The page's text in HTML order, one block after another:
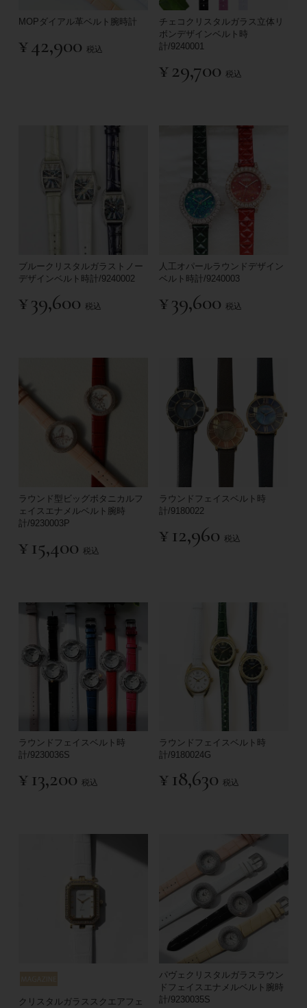
MOPダイアル革ベルト腕時計
¥42,900 税込
チェコクリスタルガラス立体リ
ボンデザインベルト時
計/9240001
¥29,700 税込
ブルークリスタルガラストノー
デザインベルト時計/9240002
¥39,600 税込
人工オパールラウンドデザイン
ベルト時計/9240003
¥39,600 税込
ラウンド型ビッグボタニカルフ
ェイスエナメルベルト腕時
計/9230003P
¥ 15,400 税込
ラウンドフェイスベルト時
計/9180022
¥ 12,960 税込
ラウンドフェイスベルト時
計/9230036S
¥ 13,200 税込
ラウンドフェイスベルト時
計/9180024G
¥ 18,630 税込
クリスタルガラススクエアフェ
パヴェクリスタルガラスラウン
ドフェイスエナメルベルト腕時
計/9230035S